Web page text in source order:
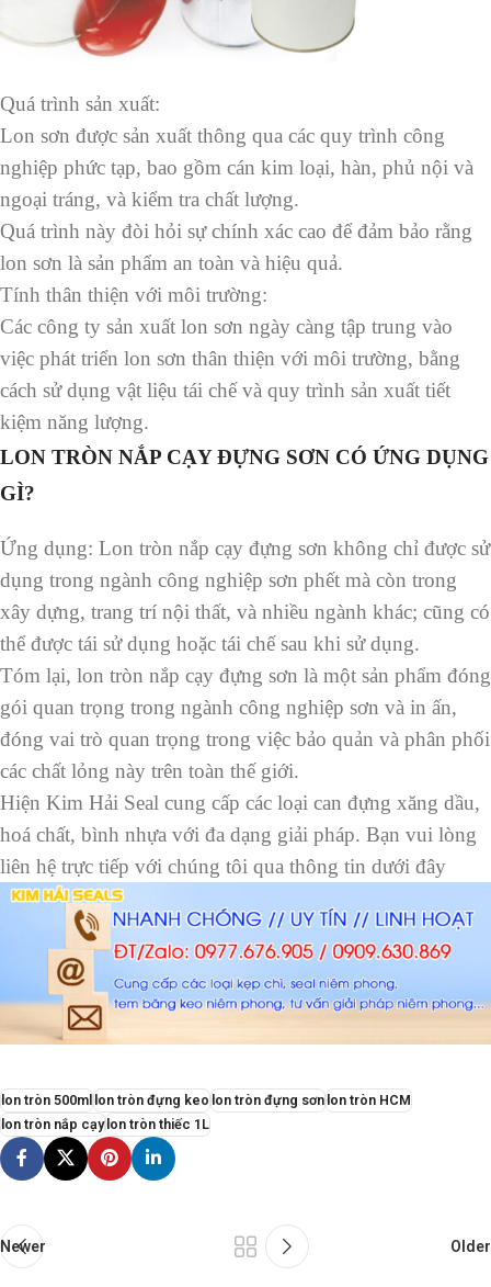
Quá trình sản xuất:
Lon sơn được sản xuất thông qua các quy trình công
nghiệp phức tạp, bao gồm cán kim loại, hàn, phủ nội và
ngoại tráng, và kiểm tra chất lượng.
Quá trình này đòi hỏi sự chính xác cao để đảm bảo rằng
lon sơn là sản phẩm an toàn và hiệu quả.
Tính thân thiện với môi trường:
Các công ty sản xuất lon sơn ngày càng tập trung vào
việc phát triển lon sơn thân thiện với môi trường, bằng
cách sử dụng vật liệu tái chế và quy trình sản xuất tiết
kiệm năng lượng.
LON TRÒN NẮP CẠY ĐỰNG SƠN CÓ ỨNG DỤNG
GÌ?
Ứng dụng: Lon tròn nắp cạy đựng sơn không chỉ được sử
dụng trong ngành công nghiệp sơn phết mà còn trong
xây dựng, trang trí nội thất, và nhiều ngành khác; cũng có
thể được tái sử dụng hoặc tái chế sau khi sử dụng.
Tóm lại, lon tròn nắp cạy đựng sơn là một sản phẩm đóng
gói quan trọng trong ngành công nghiệp sơn và in ấn,
đóng vai trò quan trọng trong việc bảo quản và phân phối
các chất lỏng này trên toàn thế giới.
Hiện Kim Hải Seal cung cấp các loại can đựng xăng dầu,
hoá chất, bình nhựa với đa dạng giải pháp. Bạn vui lòng
liên hệ trực tiếp với chúng tôi qua thông tin dưới đây
lon tròn 500ml lon tròn đựng keo lon tròn đựng sơnlon tròn HCM
lon tròn nắp cạylon tròn thiếc 1L
Newer Older